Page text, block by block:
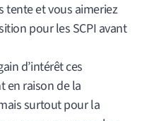
tente et vous aimeriez
pour les SCPI avant
d’intérêt ces
en raison de la
surtout pour la